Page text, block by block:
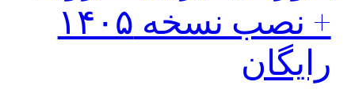
+ نصب نسخه ۱۴۰۵
رایگان